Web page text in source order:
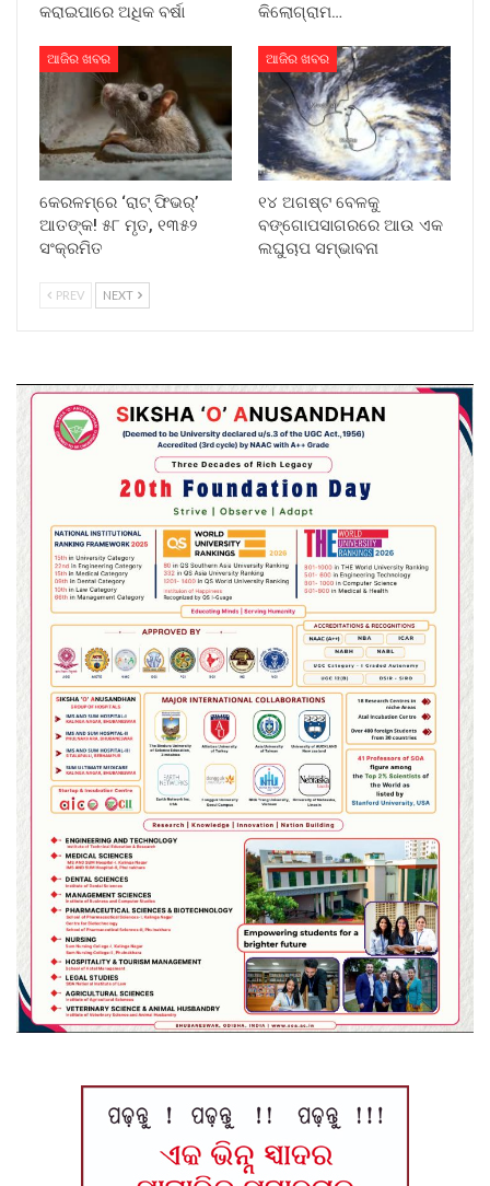
କରାଇପାରେ ଅଧିକ ବର୍ଷା
କିଲୋଗ୍ରାମ…
ଆଜିର ଖବର
କେରଳମ୍‌ରେ ‘ରାଟ୍ ଫିଭର୍’
ଆତଙ୍କ! ୫୮ ମୃତ, ୧୩୫୨
ସଂକ୍ରମିତ
ଆଜିର ଖବର
୧୪ ଅଗଷ୍ଟ ବେଳକୁ
ବଙ୍ଗୋପସାଗରରେ ଆଉ ଏକ
ଲଘୁଚାପ ସମ୍ଭାବନା
PREV NEXT